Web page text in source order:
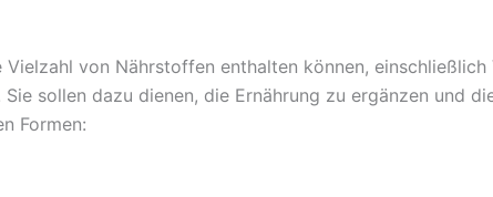
von Nährstoffen enthalten können, einschließlich
sollen dazu dienen, die Ernährung zu ergänzen und
Formen: